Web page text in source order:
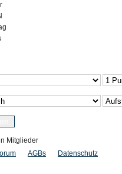
Mitglieder
AGBs Datenschutz